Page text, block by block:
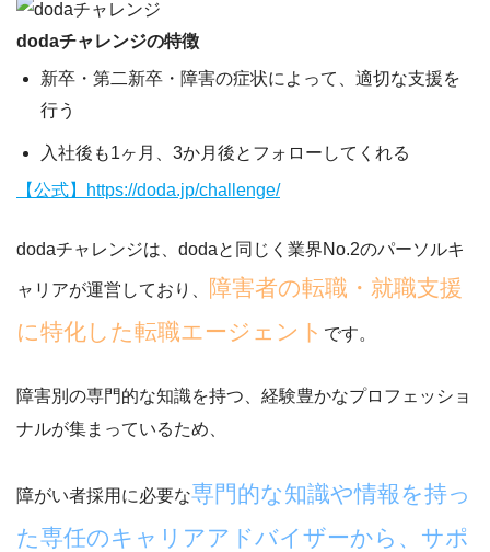
dodaチャレンジの特徴
新卒・第二新卒・障害の症状によって、適切な支援を
行う
入社後も1ヶ月、3か月後とフォローしてくれる
【公式】https://doda.jp/challenge/
dodaチャレンジは、dodaと同じく業界No.2のパーソルキ
ャリアが運営しており、
障害者の転職・就職支援
に特化した転職エージェント です。
障害別の専門的な知識を持つ、 経験豊かなプロフェッショ
ナルが集まっているため、
障がい者採用に必要な専門的な知識や情報を持っ
た専任のキャリアアドバイザーから、サポ